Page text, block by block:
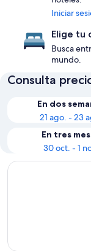
Iniciar
Elige tu
Busca
mundo.
Consulta
En dos
21 ago. - 23
En tres
30 oct. - 1